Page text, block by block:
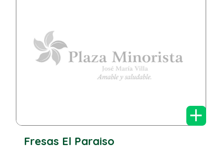
+
Fresas El Paraiso